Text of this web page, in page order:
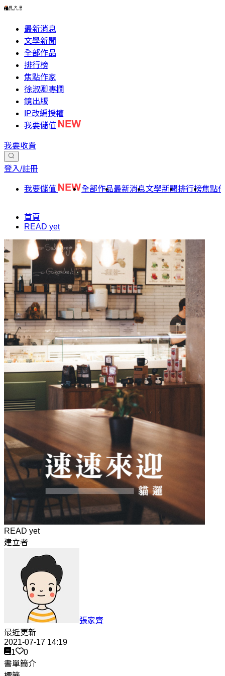
最新消息
文學新聞
全部作品
排行榜
焦點作家
徐淑卿專欄
鏡出版
IP改編授權
我要儲值
我要收費
登入/註冊
我要儲值 全部作品最新消息文學新聞排行榜焦點
首頁
READ yet
READ yet
建立者
張家齊
最近更新
2021-07-17 14:19
1
0
書單簡介